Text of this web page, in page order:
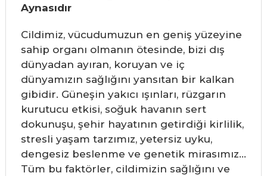
Aynasıdır
Cildimiz, vücudumuzun en geniş yüzeyine
sahip organı olmanın ötesinde, bizi dış
dünyadan ayıran, koruyan ve iç
dünyamızın sağlığını yansıtan bir kalkan
gibidir. Güneşin yakıcı ışınları, rüzgarın
kurutucu etkisi, soğuk havanın sert
dokunuşu, şehir hayatının getirdiği kirlilik,
stresli yaşam tarzımız, yetersiz uyku,
dengesiz beslenme ve genetik mirasımız…
Tüm bu faktörler, cildimizin sağlığını ve